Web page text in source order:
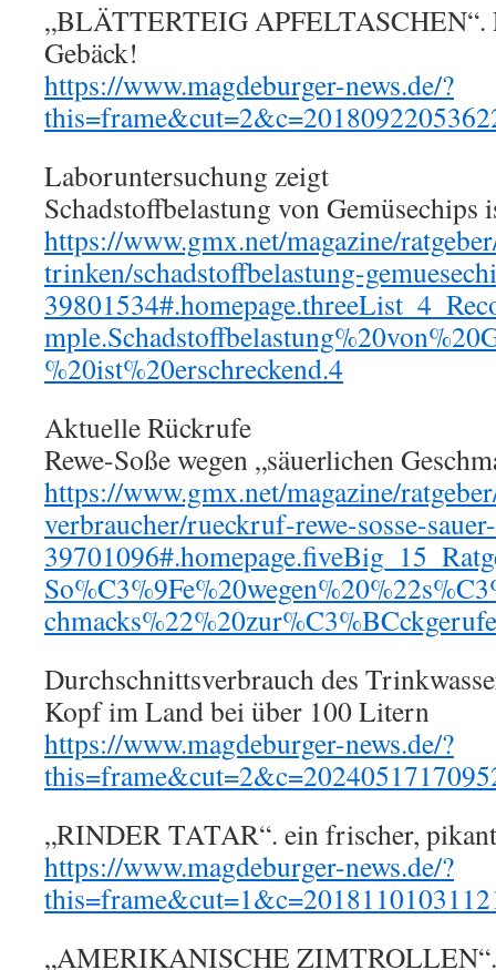
„BLÄTTERTEIG APFELTASCHEN“.
Gebäck!
https://www.magdeburger-news.de/?
Laboruntersuchung zeigt
Schadstoffbelastung von Gemüsechips
https://www.gmx.net/magazine/
trinken/schadstoffbelastung-
%20ist%20erschreckend.4
Aktuelle Rückrufe
Rewe-Soße wegen „säuerlichen
https://www.gmx.net/magazine/
verbraucher/rueckruf-rewe-sosse-sauer-
Durchschnittsverbrauch des
Kopf im Land bei über 100 Litern
https://www.magdeburger-news.de/?
„RINDER TATAR“. ein frischer,
https://www.magdeburger-news.de/?
„AMERIKANISCHE